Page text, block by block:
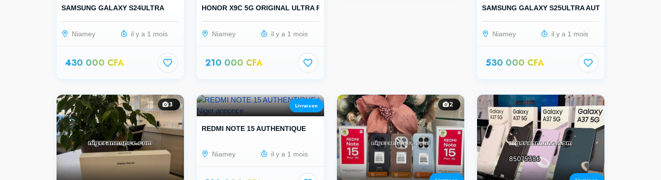
SAMSUNG GALAXY S24ULTRA
Niamey il y a 1 mois
430 000 CFA
HONOR X9C 5G ORIGINAL ULTRA RÉSISTA...
Niamey il y a 1 mois
210 000 CFA
SAMSUNG GALAXY S25ULTRA AUTHENTIQUE
Niamey il y a 1 mois
530 000 CFA
3 Livraison
REDMI NOTE 15 AUTHENTIQUE
Niamey il y a 1 mois
2